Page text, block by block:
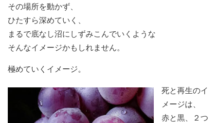
その場所を動かず、
ひたすら深めていく、
まるで底なし沼にしずみこんでいくような
そんなイメージかもしれません。
極めていくイメージ。
死と再生のイ
メージは、
赤と黒、２つ